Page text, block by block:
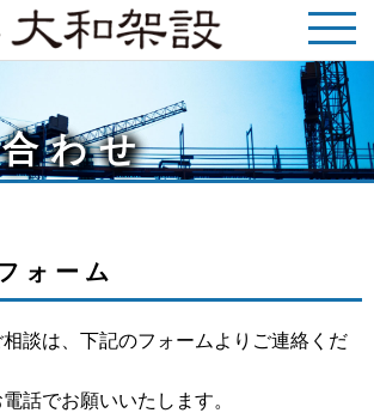
わせ
ォーム
談は、下記のフォームよりご連絡くだ
話でお願いいたします。